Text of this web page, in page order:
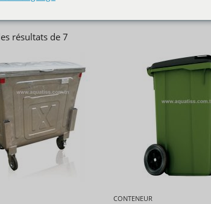
résultats de 7
CONTENEUR